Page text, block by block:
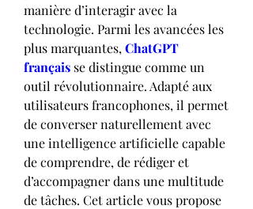
manière d’interagir avec la
technologie. Parmi les avancées les
plus marquantes, ChatGPT
français se distingue comme un
outil révolutionnaire. Adapté aux
utilisateurs francophones, il permet
de converser naturellement avec
une intelligence artificielle capable
de comprendre, de rédiger et
d’accompagner dans une multitude
de tâches. Cet article vous propose